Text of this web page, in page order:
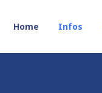
Home Infos